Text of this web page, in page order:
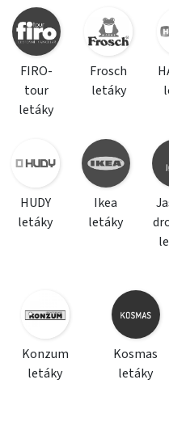
FIRO-
tour
letáky
Frosch
letáky
HUDY
letáky
Ikea
letáky
Konzum
letáky
Kosmas
letáky